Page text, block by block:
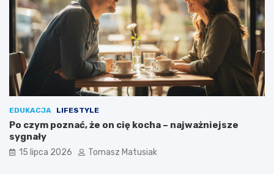
EDUKACJA LIFESTYLE
Po czym poznać, że on cię kocha – najważniejsze
sygnały
15 lipca 2026 Tomasz Matusiak